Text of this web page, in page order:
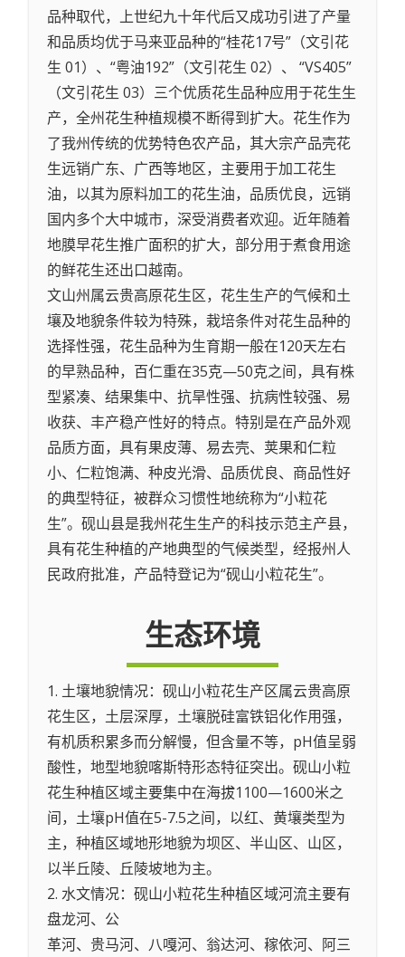
品种取代，上世纪九十年代后又成功引进了产量
和品质均优于马来亚品种的“桂花17号”（文引花
生 01）、“粤油192”（文引花生 02）、 “VS405”
（文引花生 03）三个优质花生品种应用于花生生
产，全州花生种植规模不断得到扩大。花生作为
了我州传统的优势特色农产品，其大宗产品壳花
生远销广东、广西等地区，主要用于加工花生
油，以其为原料加工的花生油，品质优良，远销
国内多个大中城市，深受消费者欢迎。近年随着
地膜早花生推广面积的扩大，部分用于煮食用途
的鲜花生还出口越南。
文山州属云贵高原花生区，花生生产的气候和土
壤及地貌条件较为特殊，栽培条件对花生品种的
选择性强，花生品种为生育期一般在120天左右
的早熟品种，百仁重在35克—50克之间，具有株
型紧凑、结果集中、抗旱性强、抗病性较强、易
收获、丰产稳产性好的特点。特别是在产品外观
品质方面，具有果皮薄、易去壳、荚果和仁粒
小、仁粒饱满、种皮光滑、品质优良、商品性好
的典型特征，被群众习惯性地统称为“小粒花
生”。砚山县是我州花生生产的科技示范主产县，
具有花生种植的产地典型的气候类型，经报州人
民政府批准，产品特登记为“砚山小粒花生”。
生态环境
1. 土壤地貌情况：砚山小粒花生产区属云贵高原
花生区，土层深厚，土壤脱硅富铁铝化作用强，
有机质积累多而分解慢，但含量不等，pH值呈弱
酸性，地型地貌喀斯特形态特征突出。砚山小粒
花生种植区域主要集中在海拔1100—1600米之
间，土壤pH值在5-7.5之间，以红、黄壤类型为
主，种植区域地形地貌为坝区、半山区、山区，
以半丘陵、丘陵坡地为主。
2. 水文情况：砚山小粒花生种植区域河流主要有
盘龙河、公
革河、贵马河、八嘎河、翁达河、稼依河、阿三